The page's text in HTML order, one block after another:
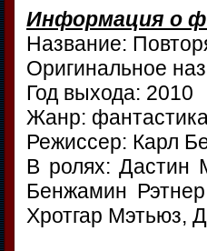
Информация о
Название:
Оригинальное
Год выхода: 2010
Жанр:
Режиссер: Карл
В ролях: Дастин
Бенжамин
Хротгар Мэтьюз,